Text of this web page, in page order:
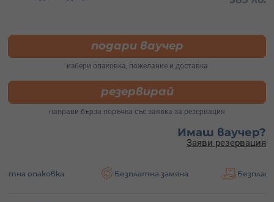
подари ваучер
избери опаковка, пожелание и доставка
резервирай
направи бърза поръчка със заявка за резервация
Имаш ваучер?
Заяви резервация
Безплатна замяна Безплатна